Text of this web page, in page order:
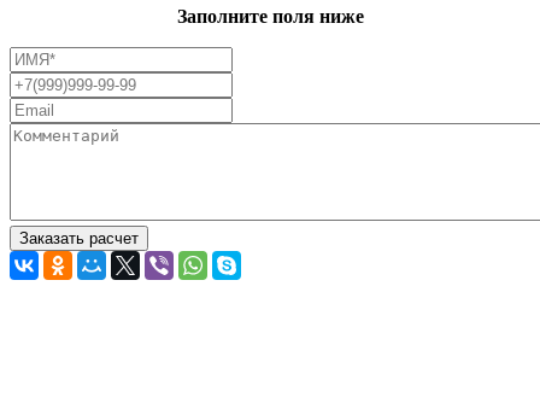
Заполните поля ниже